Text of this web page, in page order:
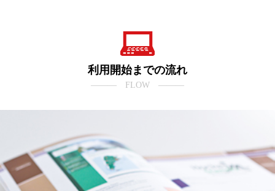
利用開始までの流れ
――― FLOW ―――